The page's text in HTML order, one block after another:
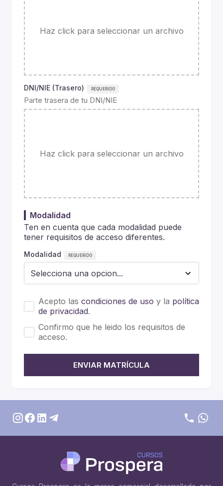
Haz click para seleccionar un archivo
DNI/NIE (Trasero)
Parte trasera de tu DNI/NIE
Haz click para seleccionar un archivo
Modalidad
Ten en cuenta que cada modalidad puede
tener requisitos de acceso diferentes.
Modalidad
Acepto las condiciones de uso y la política
de privacidad.
Confirmo que he leido los requisitos de
acceso.
ENVIAR MATRÍCULA